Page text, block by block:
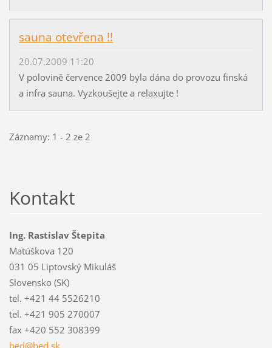
sauna otevřena !!
20.07.2009 11:20
V polovině července 2009 byla dána do provozu finská
a infra sauna. Vyzkoušejte a relaxujte !
Záznamy: 1 - 2 ze 2
Kontakt
Ing. Rastislav Štepita
Matúškova 120
031 05 Liptovský Mikuláš
Slovensko (SK)
tel. +421 44 5526210
tel. +421 905 270007
fax +420 552 308399